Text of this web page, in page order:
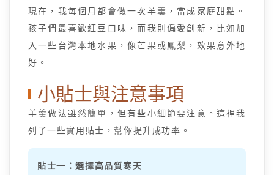
現在，我每個月都會做一次羊羹，當成家庭甜點。
孩子們最喜歡紅豆口味，而我則偏愛創新，比如加
入一些台灣本地水果，像芒果或鳳梨，效果意外地
好。
小貼士與注意事項
羊羹做法雖然簡單，但有些小細節要注意。這裡我
列了一些實用貼士，幫你提升成功率。
貼士一：選擇高品質寒天